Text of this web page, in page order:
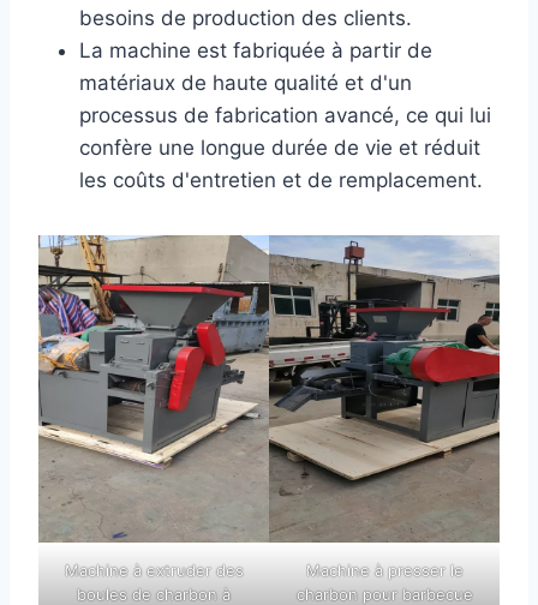
besoins de production des clients.
La machine est fabriquée à partir de
matériaux de haute qualité et d'un
processus de fabrication avancé, ce qui lui
confère une longue durée de vie et réduit
les coûts d'entretien et de remplacement.
Machine à extruder des
boules de charbon à
Machine à presser le
charbon pour barbecue